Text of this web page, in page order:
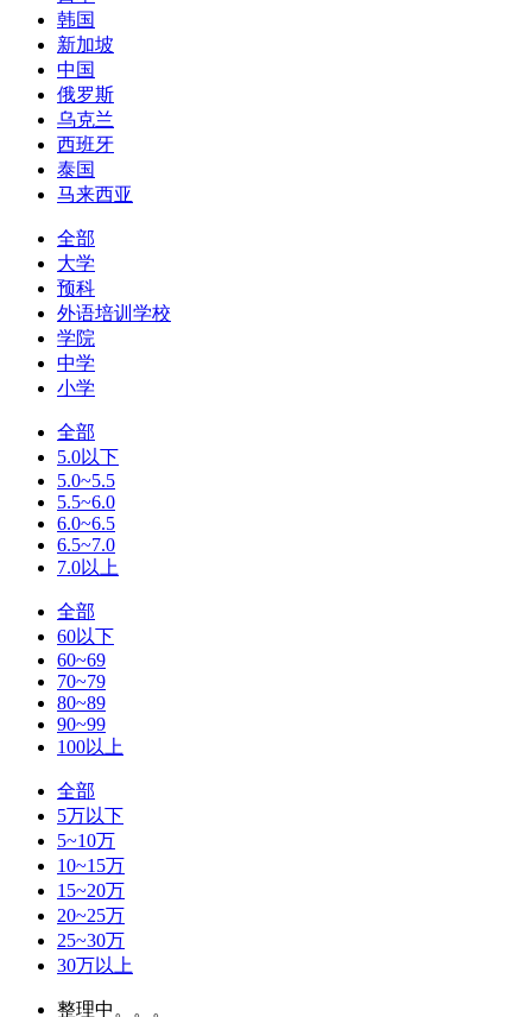
韩国
新加坡
中国
俄罗斯
乌克兰
西班牙
泰国
马来西亚
全部
大学
预科
外语培训学校
学院
中学
小学
全部
5.0以下
5.0~5.5
5.5~6.0
6.0~6.5
6.5~7.0
7.0以上
全部
60以下
60~69
70~79
80~89
90~99
100以上
全部
5万以下
5~10万
10~15万
15~20万
20~25万
25~30万
30万以上
整理中。。。